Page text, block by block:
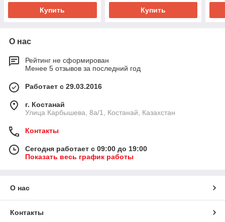
Купить Купить
О нас
Рейтинг не сформирован
Менее 5 отзывов за последний год
Работает с 29.03.2016
г. Костанай
Улица Карбышева, 8а/1, Костанай, Казахстан
Контакты
Сегодня работает с 09:00 до 19:00
Показать весь график работы
О нас
Контакты